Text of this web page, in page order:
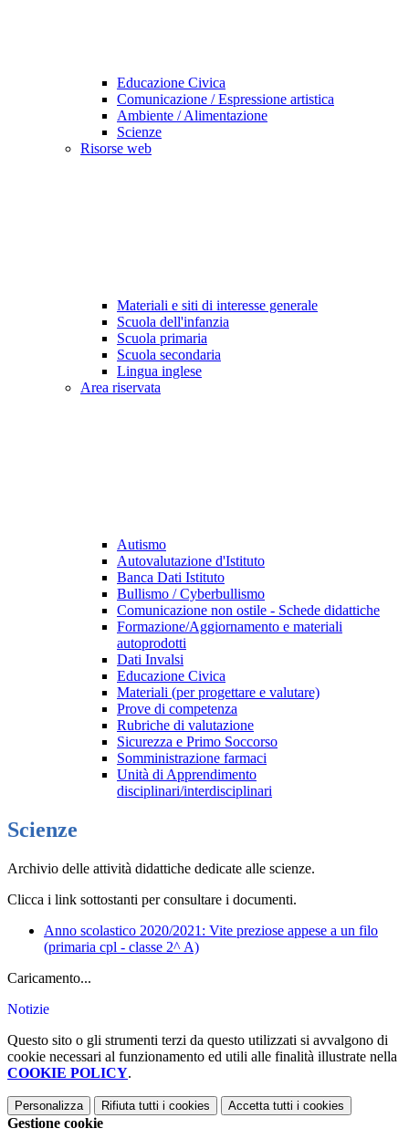
Educazione Civica
Comunicazione / Espressione artistica
Ambiente / Alimentazione
Scienze
Risorse web
Materiali e siti di interesse generale
Scuola dell'infanzia
Scuola primaria
Scuola secondaria
Lingua inglese
Area riservata
Autismo
Autovalutazione d'Istituto
Banca Dati Istituto
Bullismo / Cyberbullismo
Comunicazione non ostile - Schede didattiche
Formazione/Aggiornamento e materiali
autoprodotti
Dati Invalsi
Educazione Civica
Materiali (per progettare e valutare)
Prove di competenza
Rubriche di valutazione
Sicurezza e Primo Soccorso
Somministrazione farmaci
Unità di Apprendimento
disciplinari/interdisciplinari
Scienze
Archivio delle attività didattiche dedicate alle scienze.
Clicca i link sottostanti per consultare i documenti.
Anno scolastico 2020/2021: Vite preziose appese a un filo
(primaria cpl - classe 2^ A)
Caricamento...
Notizie
Questo sito o gli strumenti terzi da questo utilizzati si avvalgono di
cookie necessari al funzionamento ed utili alle finalità illustrate nella
COOKIE POLICY.
Personalizza Rifiuta tutti i cookies Accetta tutti i cookies
Gestione cookie